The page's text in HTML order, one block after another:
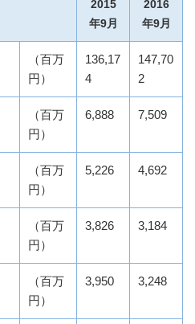
2015
年9月
2016
年9月
（百万
円）
136,17
4
147,70
2
（百万
円）
6,888 7,509
（百万
円）
5,226 4,692
（百万
円）
3,826 3,184
（百万
円）
3,950 3,248